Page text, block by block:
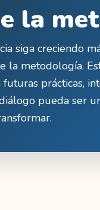
la
siga creciendo
la metodología.
prácticas,
pueda ser